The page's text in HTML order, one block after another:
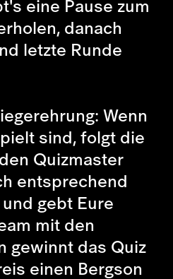
eine Pause zum
danach
letzte Runde
Wenn
sind, folgt die
Quizmaster
entsprechend
gebt Eure
mit den
gewinnt das Quiz
einen Bergson